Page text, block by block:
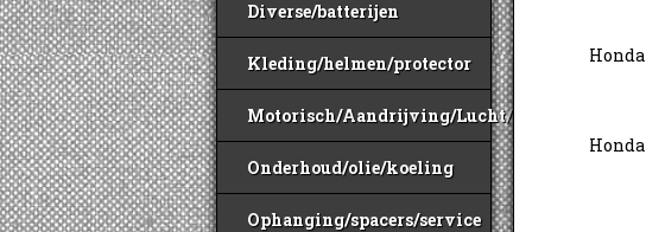
Diverse/batterijen
Kleding/helmen/protector
Motorisch/Aandrijving/Lucht/Benzine
Onderhoud/olie/koeling
Ophanging/spacers/service
Honda
Honda